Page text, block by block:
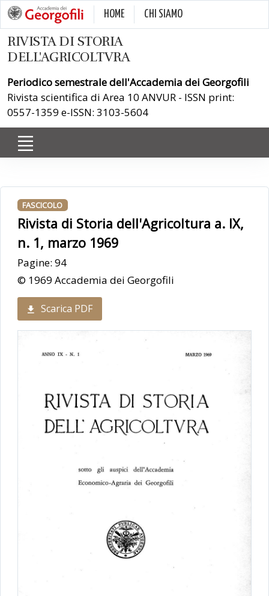
HOME CHI SIAMO
RIVISTA DI STORIA
DELL'AGRICOLTVRA
Periodico semestrale dell'Accademia dei Georgofili
Rivista scientifica di Area 10 ANVUR - ISSN print:
0557-1359 e-ISSN: 3103-5604
FASCICOLO
Rivista di Storia dell'Agricoltura a. IX,
n. 1, marzo 1969
Pagine: 94
© 1969 Accademia dei Georgofili
Scarica PDF